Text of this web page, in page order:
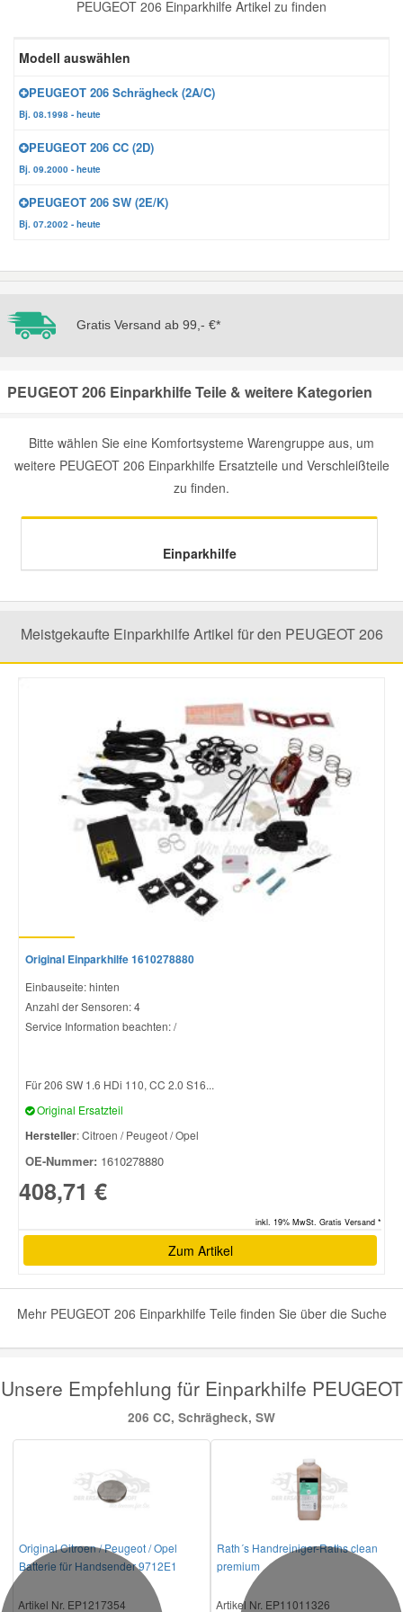
PEUGEOT 206 Einparkhilfe Artikel zu finden
Modell auswählen
PEUGEOT 206 Schrägheck (2A/C)
Bj. 08.1998 - heute
PEUGEOT 206 CC (2D)
Bj. 09.2000 - heute
PEUGEOT 206 SW (2E/K)
Bj. 07.2002 - heute
Gratis Versand ab 99,- €*
PEUGEOT 206 Einparkhilfe Teile & weitere Kategorien
Bitte wählen Sie eine Komfortsysteme Warengruppe aus, um
weitere PEUGEOT 206 Einparkhilfe Ersatzteile und Verschleißteile
zu finden.
Einparkhilfe
Meistgekaufte Einparkhilfe Artikel für den PEUGEOT 206
Original Einparkhilfe 1610278880
Einbauseite: hinten
Anzahl der Sensoren: 4
Service Information beachten: /
Für 206 SW 1.6 HDi 110, CC 2.0 S16...
Original Ersatzteil
Hersteller: Citroen / Peugeot / Opel
OE-Nummer: 1610278880
408,71 €
inkl. 19% MwSt. Gratis Versand *
Zum Artikel
Mehr PEUGEOT 206 Einparkhilfe Teile finden Sie über die Suche
Unsere Empfehlung für Einparkhilfe PEUGEOT
206 CC, Schrägheck, SW
Original Citroen / Peugeot / Opel
Batterie für Handsender 9712E1
Artikel Nr. EP1217354
Rath´s Handreiniger-Raths clean
premium
Artikel Nr. EP11011326
Zündanlage und Glühanlage
Kia Ersatzteile
Lancia Ersatzteile
Mazda Ersatzteile
Mercedes Ersatzteile
Nissan Ersatzteile
Seat Ersatzteile
Skoda Ersatzteile
Smart Ersatzteile
Suzuki Ersatzteile
Toyota Ersatzteile
Vauxhall Ersatzteile